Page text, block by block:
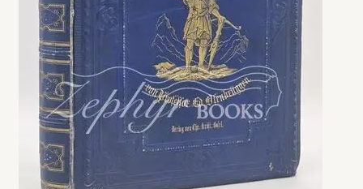
Opt-out preferences
Privacy Policy
Refund and Returns Policy
Shop